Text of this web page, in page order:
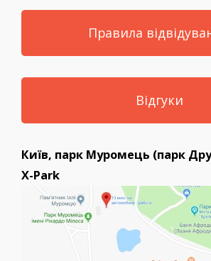
Правила
Відгуки
Київ, парк Муромець (парк
X-Park